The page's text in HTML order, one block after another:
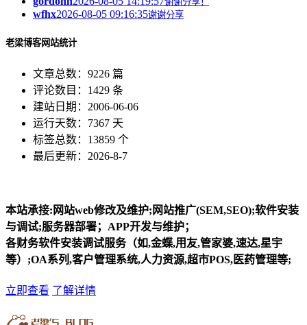
wfhx2026-08-05 09:16:35谢谢分享
老梁博客网站统计
文章总数：9226 篇
评论数目：1429 条
建站日期：2006-06-06
运行天数：7367 天
标签总数：13859 个
最后更新：2026-8-7
本站承接:网站web修改及维护;网站推广(SEM,SEO);软件安装
与调试;服务器部署；APP开发与维护；
各财务软件安装调试服务（如,金蝶,用友,管家婆,速达,星宇
等）;OA系列,客户管理系统,人力资源,超市POS,医药管理等;
立即查看 了解详情